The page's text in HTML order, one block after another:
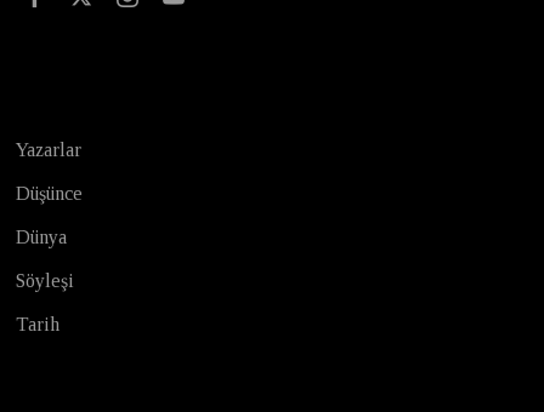
Yazarlar
Düşünce
Dünya
Söyleşi
Tarih